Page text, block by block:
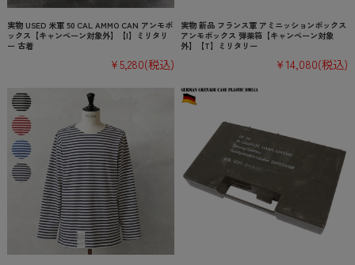
実物 USED 米軍 50 CAL AMMO CAN アンモボ
ックス【キャンペーン対象外】【I】ミリタリ
ー 古着
¥5,280(税込)
実物 新品 フランス軍 アミニッションボックス
アンモボックス 弾薬箱【キャンペーン対象
外】【T】ミリタリー
¥14,080(税込)